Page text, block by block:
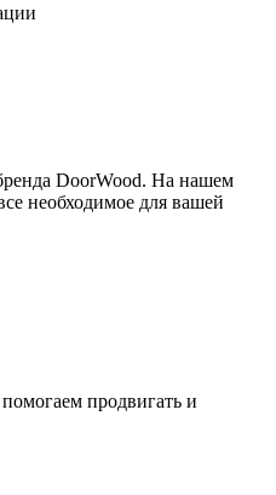
DoorWood. На нашем
необходимое для вашей
продвигать и